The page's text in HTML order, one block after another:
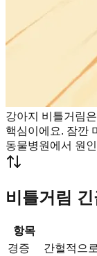
강아지 비틀거림
핵심이에요. 잠깐
동물병원에서 원
비틀거림
항목
경증
간헐적으